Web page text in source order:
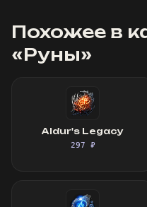
Похожее в
«Руны»
Aldur's Legacy
297 ₽